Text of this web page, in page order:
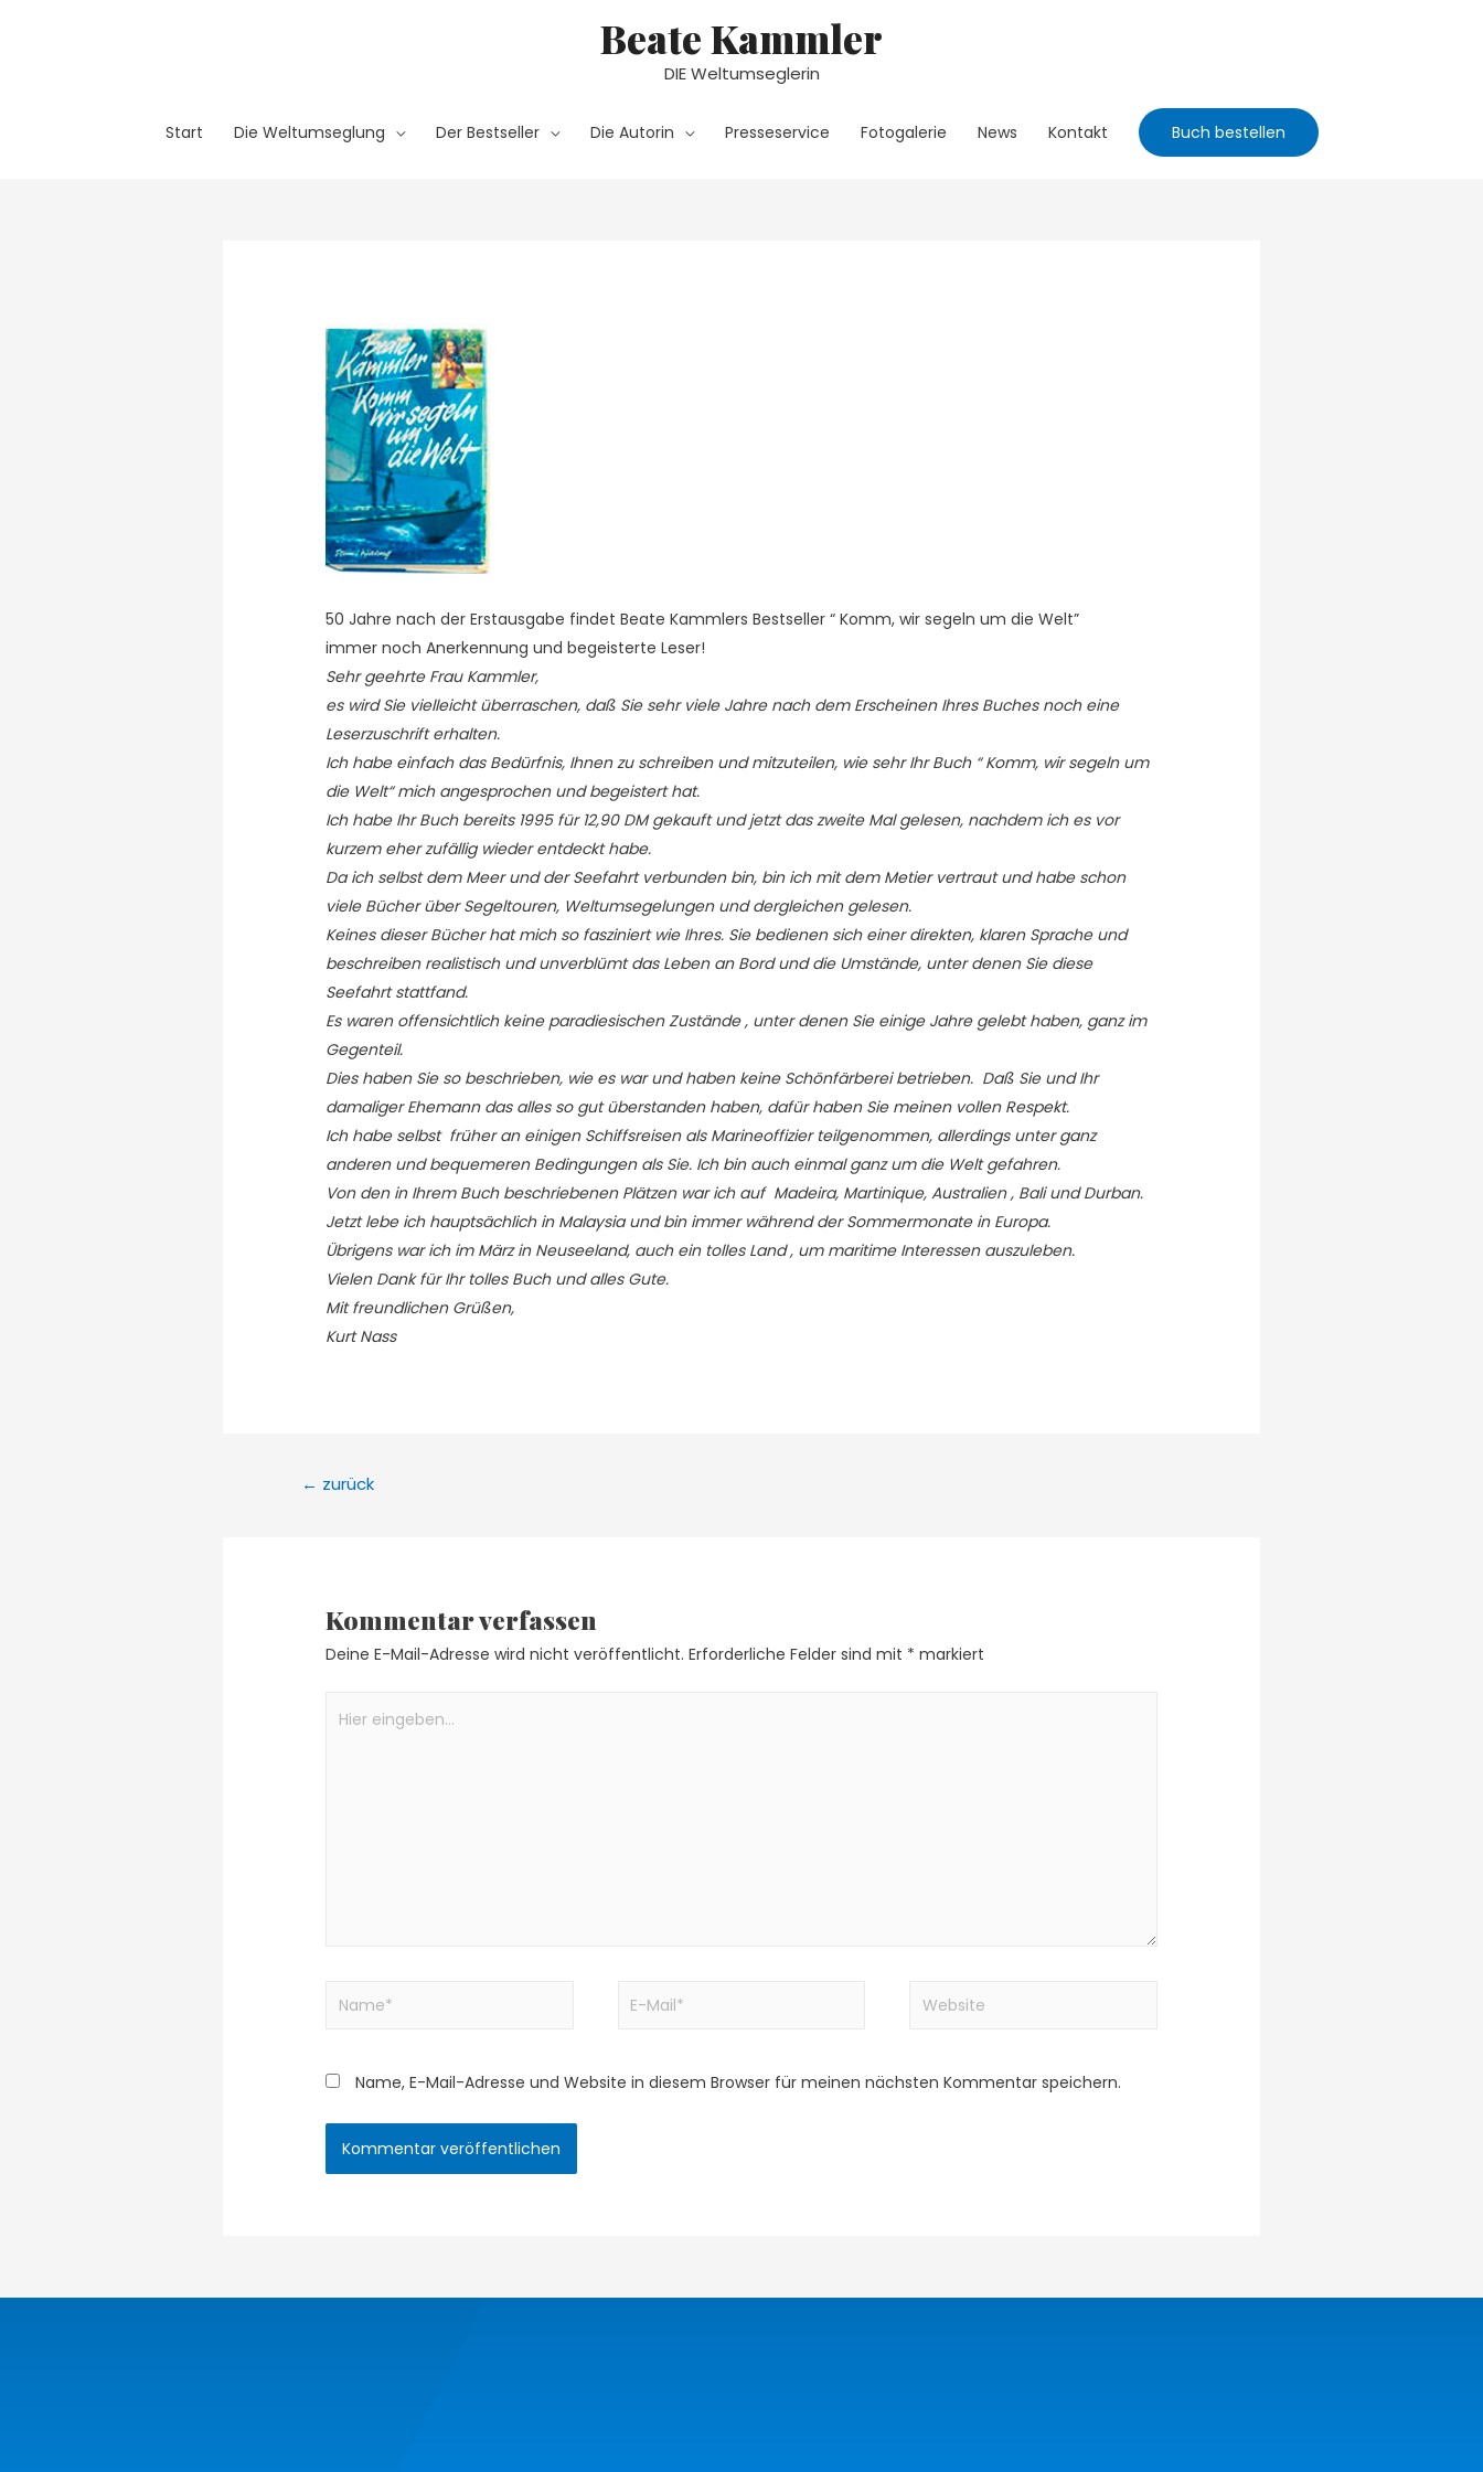
Beate Kammler
DIE Weltumseglerin
Start Die Weltumseglung Der Bestseller Die Autorin Presseservice Fotogalerie News Kontakt Buch bestellen
50 Jahre nach der Erstausgabe findet Beate Kammlers Bestseller “ Komm, wir segeln um die Welt”
immer noch Anerkennung und begeisterte Leser!
Sehr geehrte Frau Kammler,
es wird Sie vielleicht überraschen, daß Sie sehr viele Jahre nach dem Erscheinen Ihres Buches noch eine
Leserzuschrift erhalten.
Ich habe einfach das Bedürfnis, Ihnen zu schreiben und mitzuteilen, wie sehr Ihr Buch “ Komm, wir segeln um
die Welt“ mich angesprochen und begeistert hat.
Ich habe Ihr Buch bereits 1995 für 12,90 DM gekauft und jetzt das zweite Mal gelesen, nachdem ich es vor
kurzem eher zufällig wieder entdeckt habe.
Da ich selbst dem Meer und der Seefahrt verbunden bin, bin ich mit dem Metier vertraut und habe schon
viele Bücher über Segeltouren, Weltumsegelungen und dergleichen gelesen.
Keines dieser Bücher hat mich so fasziniert wie Ihres. Sie bedienen sich einer direkten, klaren Sprache und
beschreiben realistisch und unverblümt das Leben an Bord und die Umstände, unter denen Sie diese
Seefahrt stattfand.
Es waren offensichtlich keine paradiesischen Zustände , unter denen Sie einige Jahre gelebt haben, ganz im
Gegenteil.
Dies haben Sie so beschrieben, wie es war und haben keine Schönfärberei betrieben. Daß Sie und Ihr
damaliger Ehemann das alles so gut überstanden haben, dafür haben Sie meinen vollen Respekt.
Ich habe selbst früher an einigen Schiffsreisen als Marineoffizier teilgenommen, allerdings unter ganz
anderen und bequemeren Bedingungen als Sie. Ich bin auch einmal ganz um die Welt gefahren.
Von den in Ihrem Buch beschriebenen Plätzen war ich auf Madeira, Martinique, Australien , Bali und Durban.
Jetzt lebe ich hauptsächlich in Malaysia und bin immer während der Sommermonate in Europa.
Übrigens war ich im März in Neuseeland, auch ein tolles Land , um maritime Interessen auszuleben.
Vielen Dank für Ihr tolles Buch und alles Gute.
Mit freundlichen Grüßen,
Kurt Nass
← zurück
Kommentar verfassen
Deine E-Mail-Adresse wird nicht veröffentlicht. Erforderliche Felder sind mit * markiert
Name, E-Mail-Adresse und Website in diesem Browser für meinen nächsten Kommentar speichern.